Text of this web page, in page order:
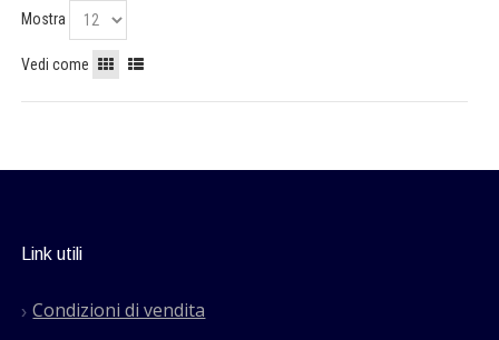
Mostra
Vedi come
Link utili
Condizioni di vendita